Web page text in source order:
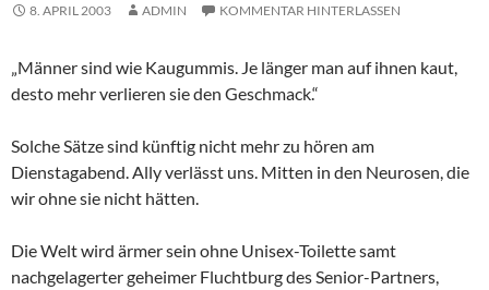
8. APRIL 2003 ADMIN KOMMENTAR HINTERLASSEN
„Männer sind wie Kaugummis. Je länger man auf ihnen kaut,
desto mehr verlieren sie den Geschmack.“
Solche Sätze sind künftig nicht mehr zu hören am
Dienstagabend. Ally verlässt uns. Mitten in den Neurosen, die
wir ohne sie nicht hätten.
Die Welt wird ärmer sein ohne Unisex-Toilette samt
nachgelagerter geheimer Fluchtburg des Senior-Partners,